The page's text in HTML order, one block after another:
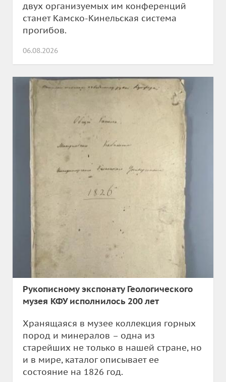
двух организуемых им конференций
станет Камско-Кинельская система
прогибов.
06.08.2026
Рукописному экспонату Геологического
музея КФУ исполнилось 200 лет
Хранящаяся в музее коллекция горных
пород и минералов – одна из
старейших не только в нашей стране, но
и в мире, каталог описывает ее
состояние на 1826 год.